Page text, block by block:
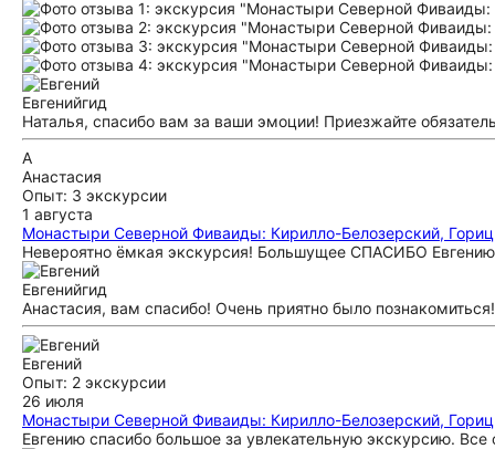
Евгенийгид
Наталья, спасибо вам за ваши эмоции! Приезжайте
А
Анастасия
Опыт: 3 экскурсии
1 августа
Монастыри Северной Фиваиды: Кирилло-Белозерский,
Невероятно ëмкая экскурсия! Большущее СПАСИБО
Евгенийгид
Анастасия, вам спасибо! Очень приятно было
Евгений
Опыт: 2 экскурсии
26 июля
Монастыри Северной Фиваиды: Кирилло-Белозерский,
Евгению спасибо большое за увлекательную экскурсию.